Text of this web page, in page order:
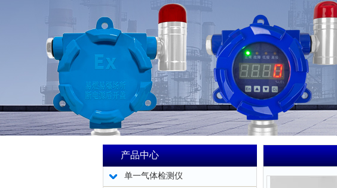
产品中心
单一气体检测仪